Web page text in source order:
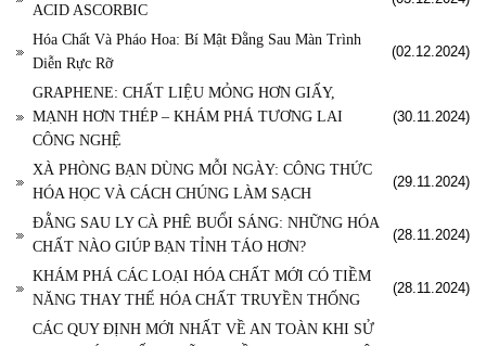
ACID ASCORBIC
Hóa Chất Và Pháo Hoa: Bí Mật Đằng Sau Màn Trình
Diễn Rực Rỡ
(02.12.2024)
GRAPHENE: CHẤT LIỆU MỎNG HƠN GIẤY,
MẠNH HƠN THÉP – KHÁM PHÁ TƯƠNG LAI
CÔNG NGHỆ
(30.11.2024)
XÀ PHÒNG BẠN DÙNG MỖI NGÀY: CÔNG THỨC
HÓA HỌC VÀ CÁCH CHÚNG LÀM SẠCH
(29.11.2024)
ĐẰNG SAU LY CÀ PHÊ BUỔI SÁNG: NHỮNG HÓA
CHẤT NÀO GIÚP BẠN TỈNH TÁO HƠN?
(28.11.2024)
KHÁM PHÁ CÁC LOẠI HÓA CHẤT MỚI CÓ TIỀM
NĂNG THAY THẾ HÓA CHẤT TRUYỀN THỐNG
(28.11.2024)
CÁC QUY ĐỊNH MỚI NHẤT VỀ AN TOÀN KHI SỬ